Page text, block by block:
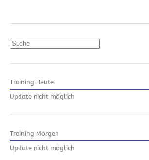
Suchen
Training Heute
Update nicht möglich
Training Morgen
Update nicht möglich